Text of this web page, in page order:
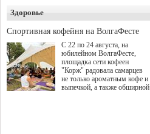
Здоровье
Спортивная кофейня на ВолгаФесте
С 22 по 24 августа, на
юбилейном ВолгаФесте,
площадка сети кофеен
"Корж" радовала самарцев
не только ароматным кофе и
выпечкой, а также обширной